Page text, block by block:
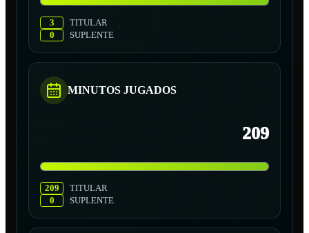
3
TITULAR
0
SUPLENTE
MINUTOS JUGADOS
209
209
TITULAR
0
SUPLENTE